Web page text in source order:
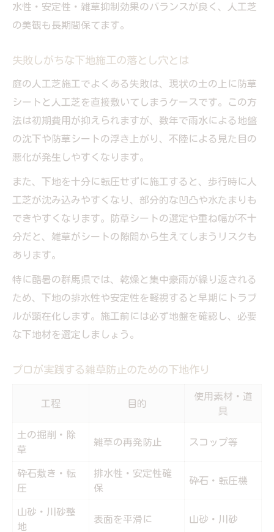
水性・安定性・雑草抑制効果のバランスが良く、人工芝
の美観も長期間保てます。
失敗しがちな下地施工の落とし穴とは
庭の人工芝施工でよくある失敗は、現状の土の上に防草
シートと人工芝を直接敷いてしまうケースです。この方
法は初期費用が抑えられますが、数年で雨水による地盤
の沈下や防草シートの浮き上がり、不陸による見た目の
悪化が発生しやすくなります。
また、下地を十分に転圧せずに施工すると、歩行時に人
工芝が沈み込みやすくなり、部分的な凹凸や水たまりも
できやすくなります。防草シートの選定や重ね幅が不十
分だと、雑草がシートの隙間から生えてしまうリスクも
あります。
特に酷暑の群馬県では、乾燥と集中豪雨が繰り返される
ため、下地の排水性や安定性を軽視すると早期にトラブ
ルが顕在化します。施工前には必ず地盤を確認し、必要
な下地材を選定しましょう。
プロが実践する雑草防止のための下地作り
工程 目的
使用素材・道
具
土の掘削・除
草
雑草の再発防止 スコップ等
砕石敷き・転
圧
排水性・安定性確
保
砕石・転圧機
山砂・川砂整
地
表面を平滑に 山砂・川砂